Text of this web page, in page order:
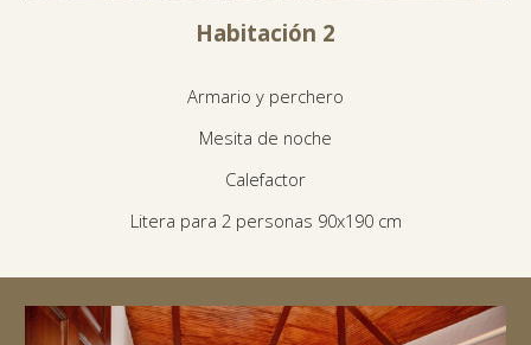
Habitación 2
Armario y perchero
Mesita de noche
Calefactor
Litera para 2 personas 90x190 cm